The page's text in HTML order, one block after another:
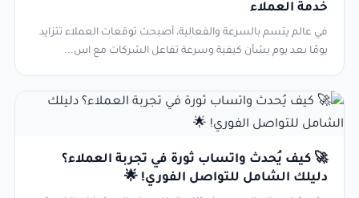
خدمة العملاء
في عالم يتسم بالسرعة والفعالية، أصبحت توقعات العملاء تتزايد
يومًا بعد يوم بشأن كيفية وسرعة تفاعل الشركات مع اس...
🚀 كيف يُحدث واتساب ثورة في تجربة العملاء؟
دليلك الشامل للتواصل الفوري! 🌟